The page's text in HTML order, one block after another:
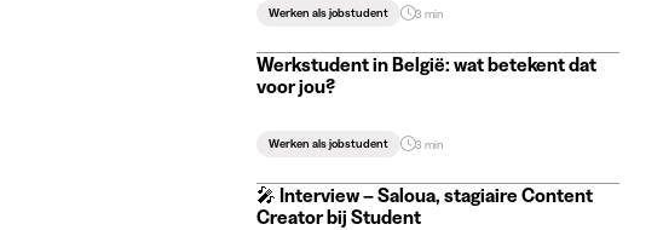
Werken als jobstudent 3 min
Werkstudent in België: wat betekent dat
voor jou?
Werken als jobstudent 3 min
🎤 Interview – Saloua, stagiaire Content
Creator bij Student